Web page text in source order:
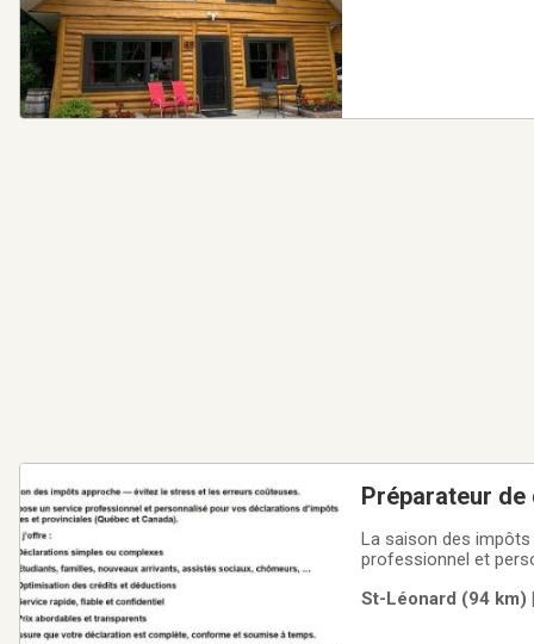
Préparateur de
La saison des
professionnel et
St-Léonard (94 km)